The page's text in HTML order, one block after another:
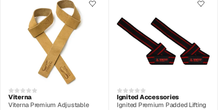
Viterna
Viterna Premium Adjustable
Ignited Accessories
Ignited Premium Padded Lifting